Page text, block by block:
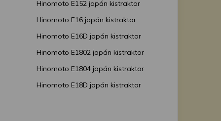
Hinomoto E152 japán kistraktor
Hinomoto E16 japán kistraktor
Hinomoto E16D japán kistraktor
Hinomoto E1802 japán kistraktor
Hinomoto E1804 japán kistraktor
Hinomoto E18D japán kistraktor